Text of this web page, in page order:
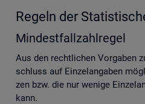
Re­geln der
Min­dest­fall­zahl­re­gel
Aus den recht­li­chen Vor­ga­ben
schluss auf Ein­zel­an­ga­ben
zen bzw. die nur we­ni­ge
kann.